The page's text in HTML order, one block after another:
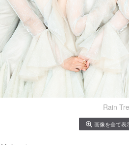
Rain
画像を全て表